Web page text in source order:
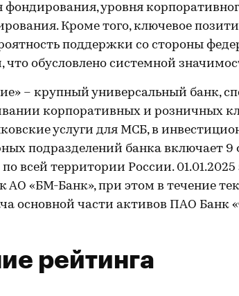
уровня
Кроме того, ключевое
поддержки со стороны
что обусловлено системной
– крупный универсальный банк,
корпоративных и розничных
услуги для МСБ, в
подразделений банка включает 9
всей территории России.
АО «БМ-Банк», при этом в течение
основной части активов ПАО Банк
рейтинга